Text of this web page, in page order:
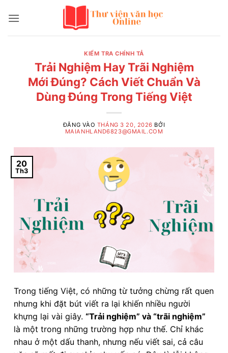
qua
KIỂM TRA CHÍNH TẢ
Trải Nghiệm Hay Trãi Nghiệm
Mới Đúng? Cách Viết Chuẩn Và
Dùng Đúng Trong Tiếng Việt
ĐĂNG VÀO THÁNG 3 20, 2026 BỞI
MAIANHLAND6823@GMAIL.COM
20
Th3
Trong tiếng Việt, có những từ tưởng chừng rất quen
nhưng khi đặt bút viết ra lại khiến nhiều người
khựng lại vài giây. “Trải nghiệm” và “trãi nghiệm”
là một trong những trường hợp như thế. Chỉ khác
nhau ở một dấu thanh, nhưng nếu viết sai, cả câu